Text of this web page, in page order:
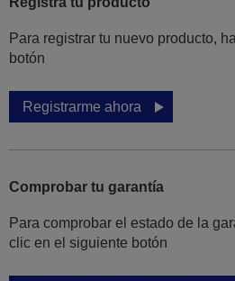
Para registrar tu nuevo producto,
botón
Registrarme ahora
Comprobar tu garantía
Para comprobar el estado de la
clic en el siguiente botón